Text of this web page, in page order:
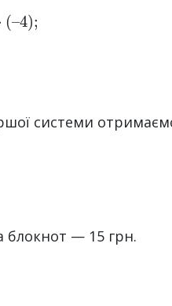
системи
блокнот — 15 грн.